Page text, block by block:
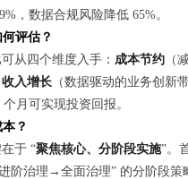
，数据合规风险降低 65%。
评估？
从四个维度入手： 成本节约 （
收入增长 （数据驱动的业务创新
月可实现投资回报。
？
于 “聚焦核心、分阶段实施”。
阶治理→全面治理” 的分阶段